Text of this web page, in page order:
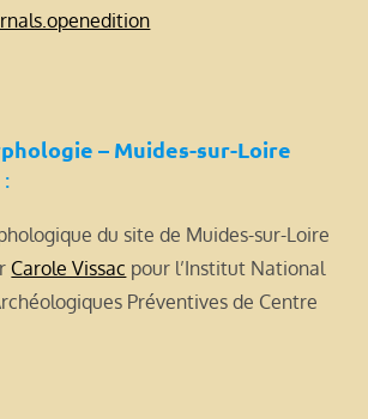
– Muides-sur-Loire
:
du site de Muides-sur-Loire
Carole Vissac pour l’Institut National
Préventives de Centre